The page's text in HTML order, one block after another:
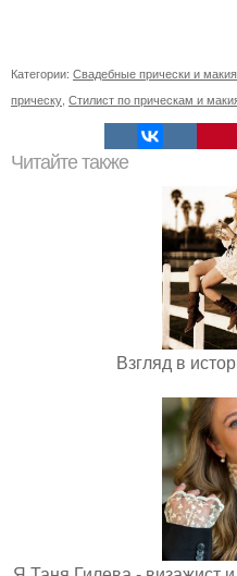
Категории: Свадебные прически и
прическу Стилист по прическам и
Читайте также
Взгляд в